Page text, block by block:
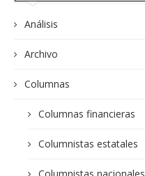
Análisis
Archivo
Columnas
Columnas financieras
Columnistas estatales